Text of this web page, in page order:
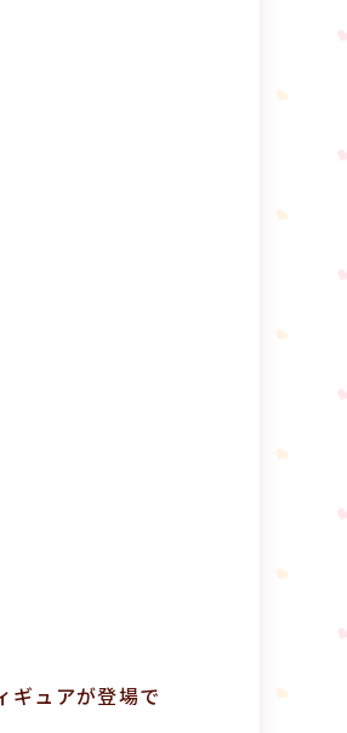
ギュアが登場で